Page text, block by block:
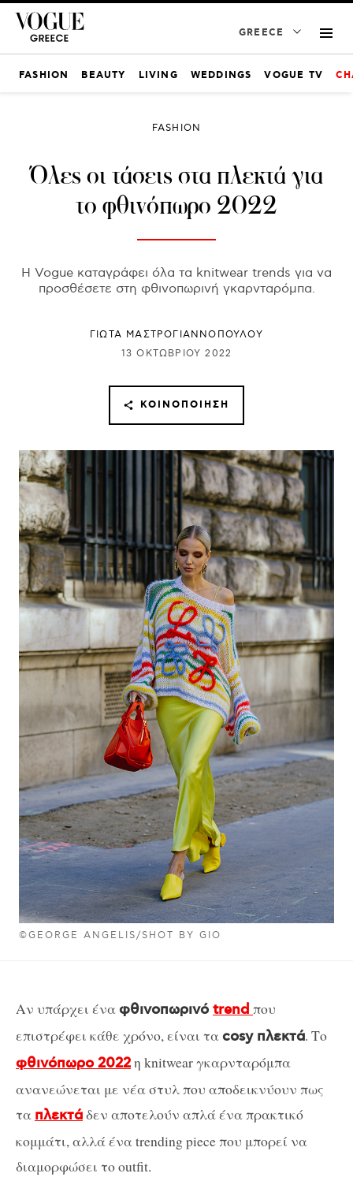
GREECE
FASHION BEAUTY LIVING WEDDINGS VOGUE TV
©GEORGE ANGELIS/SHOT BY GIO
FASHION
Όλες οι τάσεις στα πλεκτά για
το φθινόπωρο 2022
Η Vogue καταγράφει όλα τα knitwear trends για να
προσθέσετε στη φθινοπωρινή γκαρνταρόμπα.
ΓΙΩΤΑ ΜΑΣΤΡΟΓΙΑΝΝΟΠΟΥΛΟΥ
13 ΟΚΤΩΒΡΊΟΥ 2022
ΚΟΙΝΟΠΟΊΗΣΗ
Αν υπάρχει έναφθινοπωρινόtrend που
επιστρέφει κάθε χρόνο, είναι ταcosy πλεκτά. Το
φθινόπωρο 2022η knitwear γκαρνταρόμπα
ανανεώνεται με νέα στυλ που αποδεικνύουν πως
τα πλεκτάδεν αποτελούν απλά ένα πρακτικό
κομμάτι, αλλά ένα trending piece που μπορεί να
διαμορφώσει το outfit.